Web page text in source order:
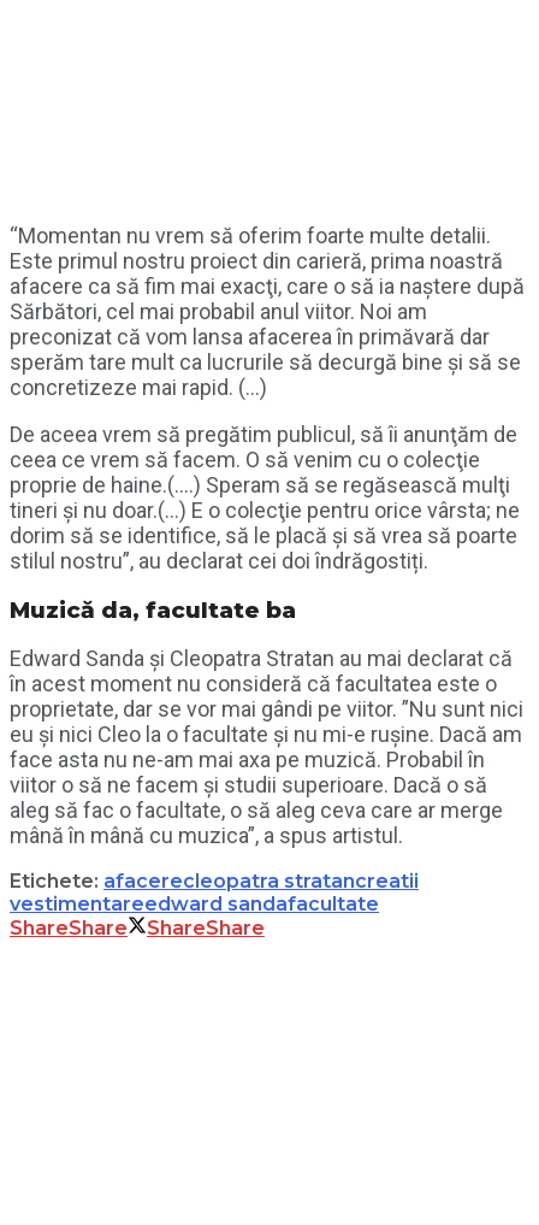
“Momentan nu vrem să oferim foarte multe detalii.
Este primul nostru proiect din carieră, prima noastră
afacere ca să fim mai exacţi, care o să ia naştere după
Sărbători, cel mai probabil anul viitor. Noi am
preconizat că vom lansa afacerea în primăvară dar
sperăm tare mult ca lucrurile să decurgă bine și să se
concretizeze mai rapid. (…)
De aceea vrem să pregătim publicul, să îi anunţăm de
ceea ce vrem să facem. O să venim cu o colecţie
proprie de haine.(….) Speram să se regăsească mulţi
tineri şi nu doar.(…) E o colecţie pentru orice vârsta; ne
dorim să se identifice, să le placă şi să vrea să poarte
stilul nostru”, au declarat cei doi îndrăgostiți.
Muzică da, facultate ba
Edward Sanda și Cleopatra Stratan au mai declarat că
în acest moment nu consideră că facultatea este o
proprietate, dar se vor mai gândi pe viitor. ”Nu sunt nici
eu și nici Cleo la o facultate și nu mi-e rușine. Dacă am
face asta nu ne-am mai axa pe muzică. Probabil în
viitor o să ne facem și studii superioare. Dacă o să
aleg să fac o facultate, o să aleg ceva care ar merge
mână în mână cu muzica”, a spus artistul.
Etichete: afacerecleopatra stratancreatii
vestimentareedward sandafacultate
ShareShare ShareShare